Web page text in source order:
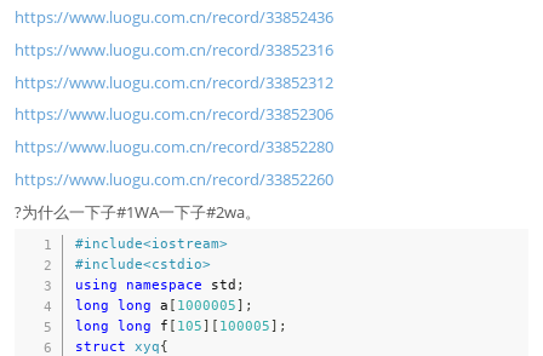
https://www.luogu.com.cn/record/33852436
https://www.luogu.com.cn/record/33852316
https://www.luogu.com.cn/record/33852312
https://www.luogu.com.cn/record/33852306
https://www.luogu.com.cn/record/33852280
https://www.luogu.com.cn/record/33852260
?为什么一下子#1WA一下子#2wa。
#include<iostream>
#include<cstdio>
using
namespace std ;
long long a [ 1000005] ;
long long f [ 105] [ 100005] ;
struct
xyq{